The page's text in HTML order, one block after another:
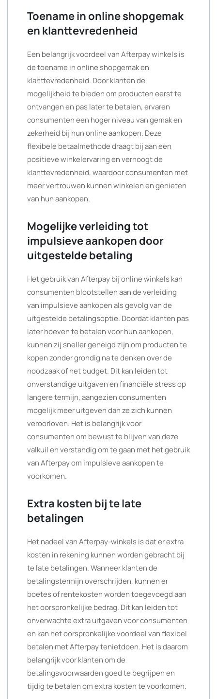
Toename in online shopgemak
en klanttevredenheid
Een belangrijk voordeel van Afterpay winkels is
de toename in online shopgemak en
klanttevredenheid. Door klanten de
mogelijkheid te bieden om producten eerst te
ontvangen en pas later te betalen, ervaren
consumenten een hoger niveau van gemak en
zekerheid bij hun online aankopen. Deze
flexibele betaalmethode draagt bij aan een
positieve winkelervaring en verhoogt de
klanttevredenheid, waardoor consumenten met
meer vertrouwen kunnen winkelen en genieten
van hun aankopen.
Mogelijke verleiding tot
impulsieve aankopen door
uitgestelde betaling
Het gebruik van Afterpay bij online winkels kan
consumenten blootstellen aan de verleiding
van impulsieve aankopen als gevolg van de
uitgestelde betalingsoptie. Doordat klanten pas
later hoeven te betalen voor hun aankopen,
kunnen zij sneller geneigd zijn om producten te
kopen zonder grondig na te denken over de
noodzaak of het budget. Dit kan leiden tot
onverstandige uitgaven en financiële stress op
langere termijn, aangezien consumenten
mogelijk meer uitgeven dan ze zich kunnen
veroorloven. Het is belangrijk voor
consumenten om bewust te blijven van deze
valkuil en verstandig om te gaan met het gebruik
van Afterpay om impulsieve aankopen te
voorkomen.
Extra kosten bij te late
betalingen
Het nadeel van Afterpay-winkels is dat er extra
kosten in rekening kunnen worden gebracht bij
te late betalingen. Wanneer klanten de
betalingstermijn overschrijden, kunnen er
boetes of rentekosten worden toegevoegd aan
het oorspronkelijke bedrag. Dit kan leiden tot
onverwachte extra uitgaven voor consumenten
en kan het oorspronkelijke voordeel van flexibel
betalen met Afterpay tenietdoen. Het is daarom
belangrijk voor klanten om de
betalingsvoorwaarden goed te begrijpen en
tijdig te betalen om extra kosten te voorkomen.